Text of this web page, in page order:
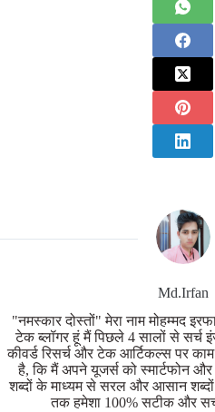
Md.Irfan
"नमस्कार दोस्तों" मेरा नाम मोहम्मद
टेक ब्लॉगर हूं मैं पिछले 4 सालों से सर्च
कीवर्ड रिसर्च और टेक आर्टिकल्स पर काम
है, कि मैं अपने यूजर्स को स्मार्टफोन
शब्दों के माध्यम से सरल और आसान
तक हमेशा 100% सटीक और